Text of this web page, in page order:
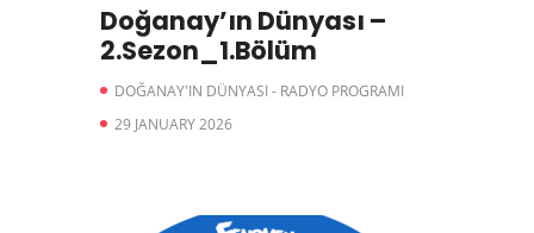
Doğanay’ın Dünyası –
2.Sezon_1.Bölüm
DOĞANAY'IN DÜNYASI - RADYO PROGRAMI
29 JANUARY 2026